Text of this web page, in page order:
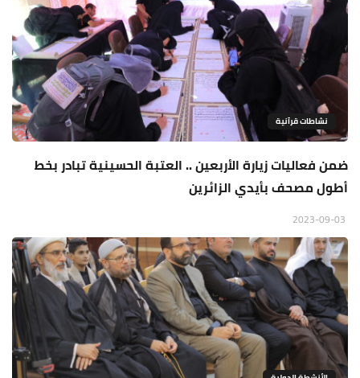
نشاطات قرآنية
ضمن فعاليات زيارة الأربعين .. العتبة الحسينية تبادر بخط
أطول مصحف بأيدي الزائرين